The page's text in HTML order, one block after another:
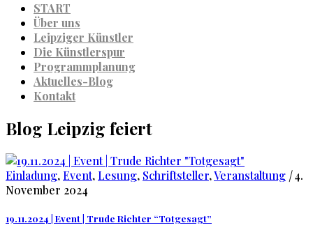
START
Über uns
Leipziger Künstler
Die Künstlerspur
Programmplanung
Aktuelles-Blog
Kontakt
Blog Leipzig feiert
Einladung,Event, Lesung, Schriftsteller,Veranstaltung | 4.
November 2024
19.11.2024 | Event | Trude Richter “Totgesagt”